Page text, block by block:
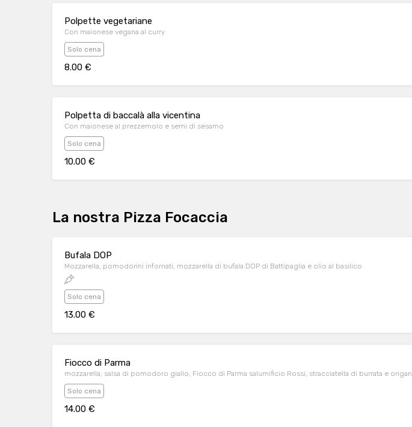
Polpette vegetariane
Con maionese vegana al curry
Solo cena
8.00 €
Polpetta di baccalà alla vicentina
Con maionese al prezzemolo e semi di sesamo
Solo cena
10.00 €
La nostra Pizza Focaccia
Bufala DOP
Mozzarella, pomodorini infornati, mozzarella di bufala DOP di Battipaglia e olio al basilico
Solo cena
13.00 €
Fiocco di Parma
mozzarella, salsa di pomodoro giallo, Fiocco di Parma salumificio Rossi, stracciatella di burrata e
Solo cena
14.00 €